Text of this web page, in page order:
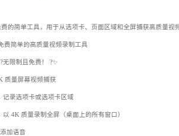
费的简单工具，用于从选项卡、页面区域和全屏捕获高质量视
费简单的高质量视频录制工具
无限制且免费！ ?✨
质量屏幕视频捕获
记录选项卡或选项卡区域
以 4K 质量录制全屏（桌面上的所有窗口）
加语音